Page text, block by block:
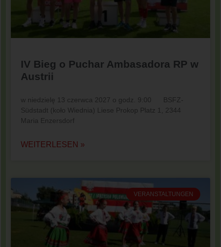
IV Bieg o Puchar Ambasadora RP w
Austrii
w niedzielę 13 czerwca 2027 o godz. 9:00 BSFZ-
Südstadt (koło Wiednia) Liese Prokop Platz 1, 2344
Maria Enzersdorf
WEITERLESEN »
VERANSTALTUNGEN